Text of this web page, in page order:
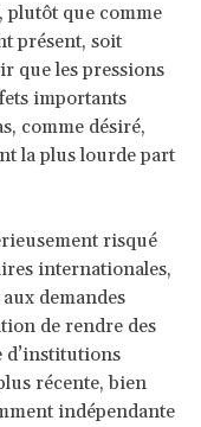
plutôt que comme
présent, soit
que les pressions
importants
comme désiré,
la plus lourde part
risqué
internationales,
demandes
de rendre des
d’institutions
récente, bien
indépendante